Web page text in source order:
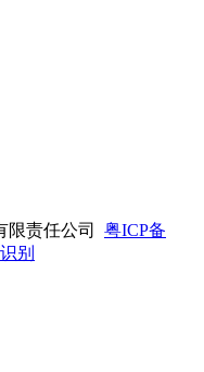
限责任公司 粤ICP备
别